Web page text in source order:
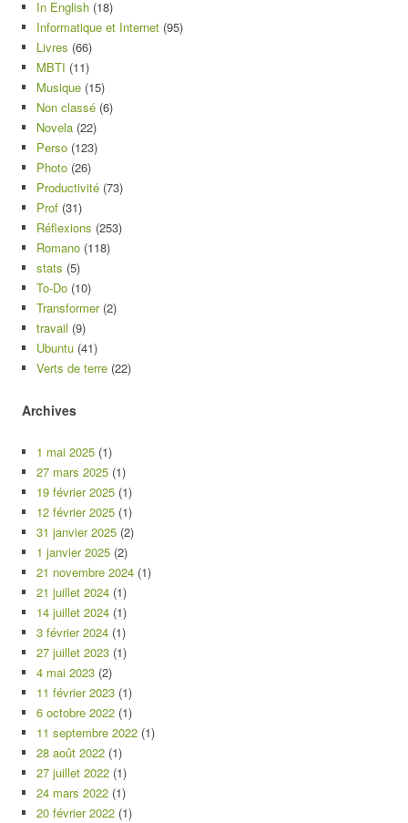
In English (18)
Informatique et Internet (95)
Livres (66)
MBTI (11)
Musique (15)
Non classé (6)
Novela (22)
Perso (123)
Photo (26)
Productivité (73)
Prof (31)
Réflexions (253)
Romano (118)
stats (5)
To-Do (10)
Transformer(2)
travail (9)
Ubuntu (41)
Verts de terre (22)
Archives
1 mai 2025 (1)
27 mars 2025 (1)
19 février 2025 (1)
12 février 2025 (1)
31 janvier 2025 (2)
1 janvier 2025 (2)
21 novembre 2024 (1)
21 juillet 2024 (1)
14 juillet 2024 (1)
3 février 2024 (1)
27 juillet 2023 (1)
4 mai 2023 (2)
11 février 2023 (1)
6 octobre 2022 (1)
11 septembre 2022 (1)
28 août 2022 (1)
27 juillet 2022 (1)
24 mars 2022 (1)
20 février 2022 (1)